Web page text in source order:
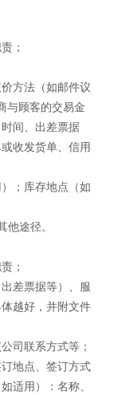
；
方法（如邮件议
与顾客的交易金
间、出差票据
收发货单、信用
；库存地点（如
途径。
；
差票据等）、服
越好，并附文件
司联系方式等；
地点、签订方式
适用）：名称、